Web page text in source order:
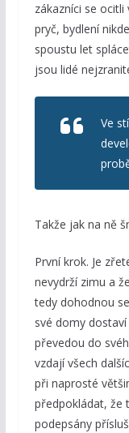
zákazníci se
pryč, bydlení
spoustu let
jsou lidé
Ve
Takže jak na ně
První krok. Je
nevydrží zimu a
tedy dohodnou
své domy
převedou do
vzdají všech
při naprosté
předpokládat, že
podepsány